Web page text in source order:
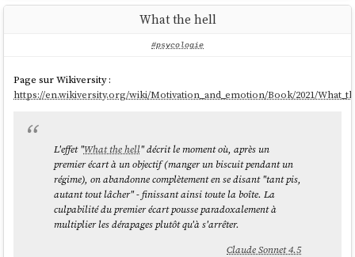
What the hell
#psycologie
Page sur Wikiversity :
https://en.wikiversity.org/wiki/Motivation_and_emotion/Book/2021/
L'effet "What the hell" décrit le moment où, après un
premier écart à un objectif (manger un biscuit pendant un
régime), on abandonne complètement en se disant "tant pis,
autant tout lâcher" - finissant ainsi toute la boîte. La
culpabilité du premier écart pousse paradoxalement à
multiplier les dérapages plutôt qu'à s'arrêter.
Claude Sonnet 4.5